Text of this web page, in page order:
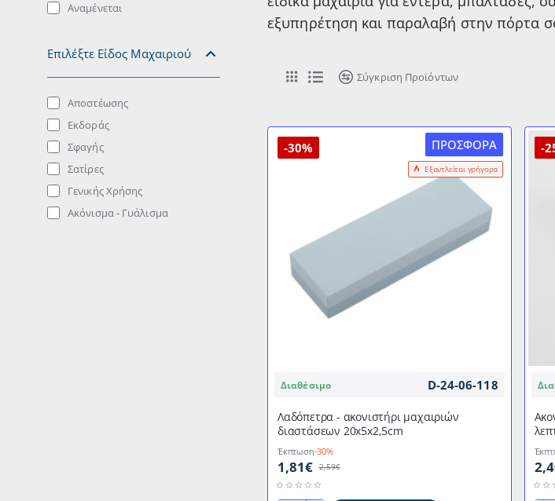
Αναμένεται
Επιλέξτε Είδος Μαχαιριού
Αποστέωσης
Εκδοράς
Σφαγής
Σατίρες
Γενικής Χρήσης
Ακόνισμα - Γυάλισμα
εξυπηρέτηση και παραλαβή στην πόρτα
Σύγκριση Προϊόντων
ΠΡΟΣΦΟΡΆ
Εξαντλείται γρήγορα
-30%
Διαθέσιμο D-24-06-118
Λαδόπετρα - ακονιστήρι μαχαιριών
διαστάσεων 20x5x2,5cm
Έκπτωση-30%
1,81€ 2,59€
-